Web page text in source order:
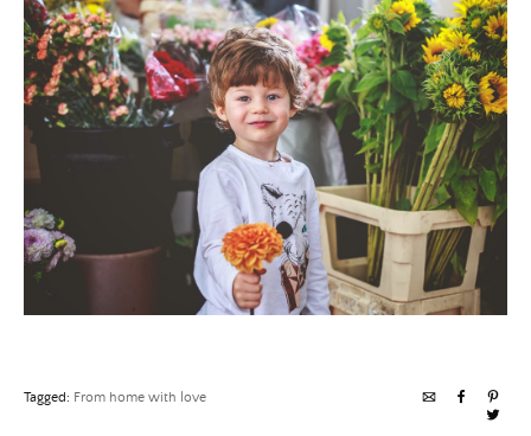
Tagged: From home with love